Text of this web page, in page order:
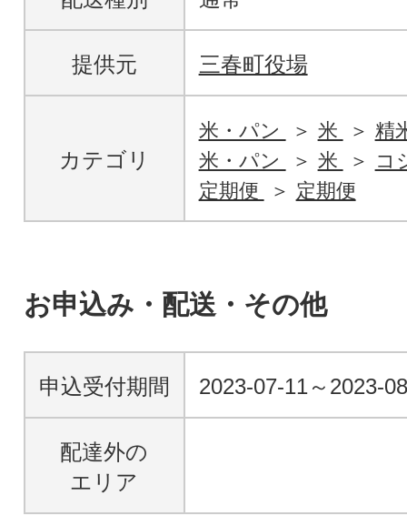
提供元 三春町役場
カテゴリ
米・パン 米
精
米・パン
米
コ
定期便
定期便
お申込み・配送・その他
申込受付期間 2023-07-11～2023-
配達外の
エリア